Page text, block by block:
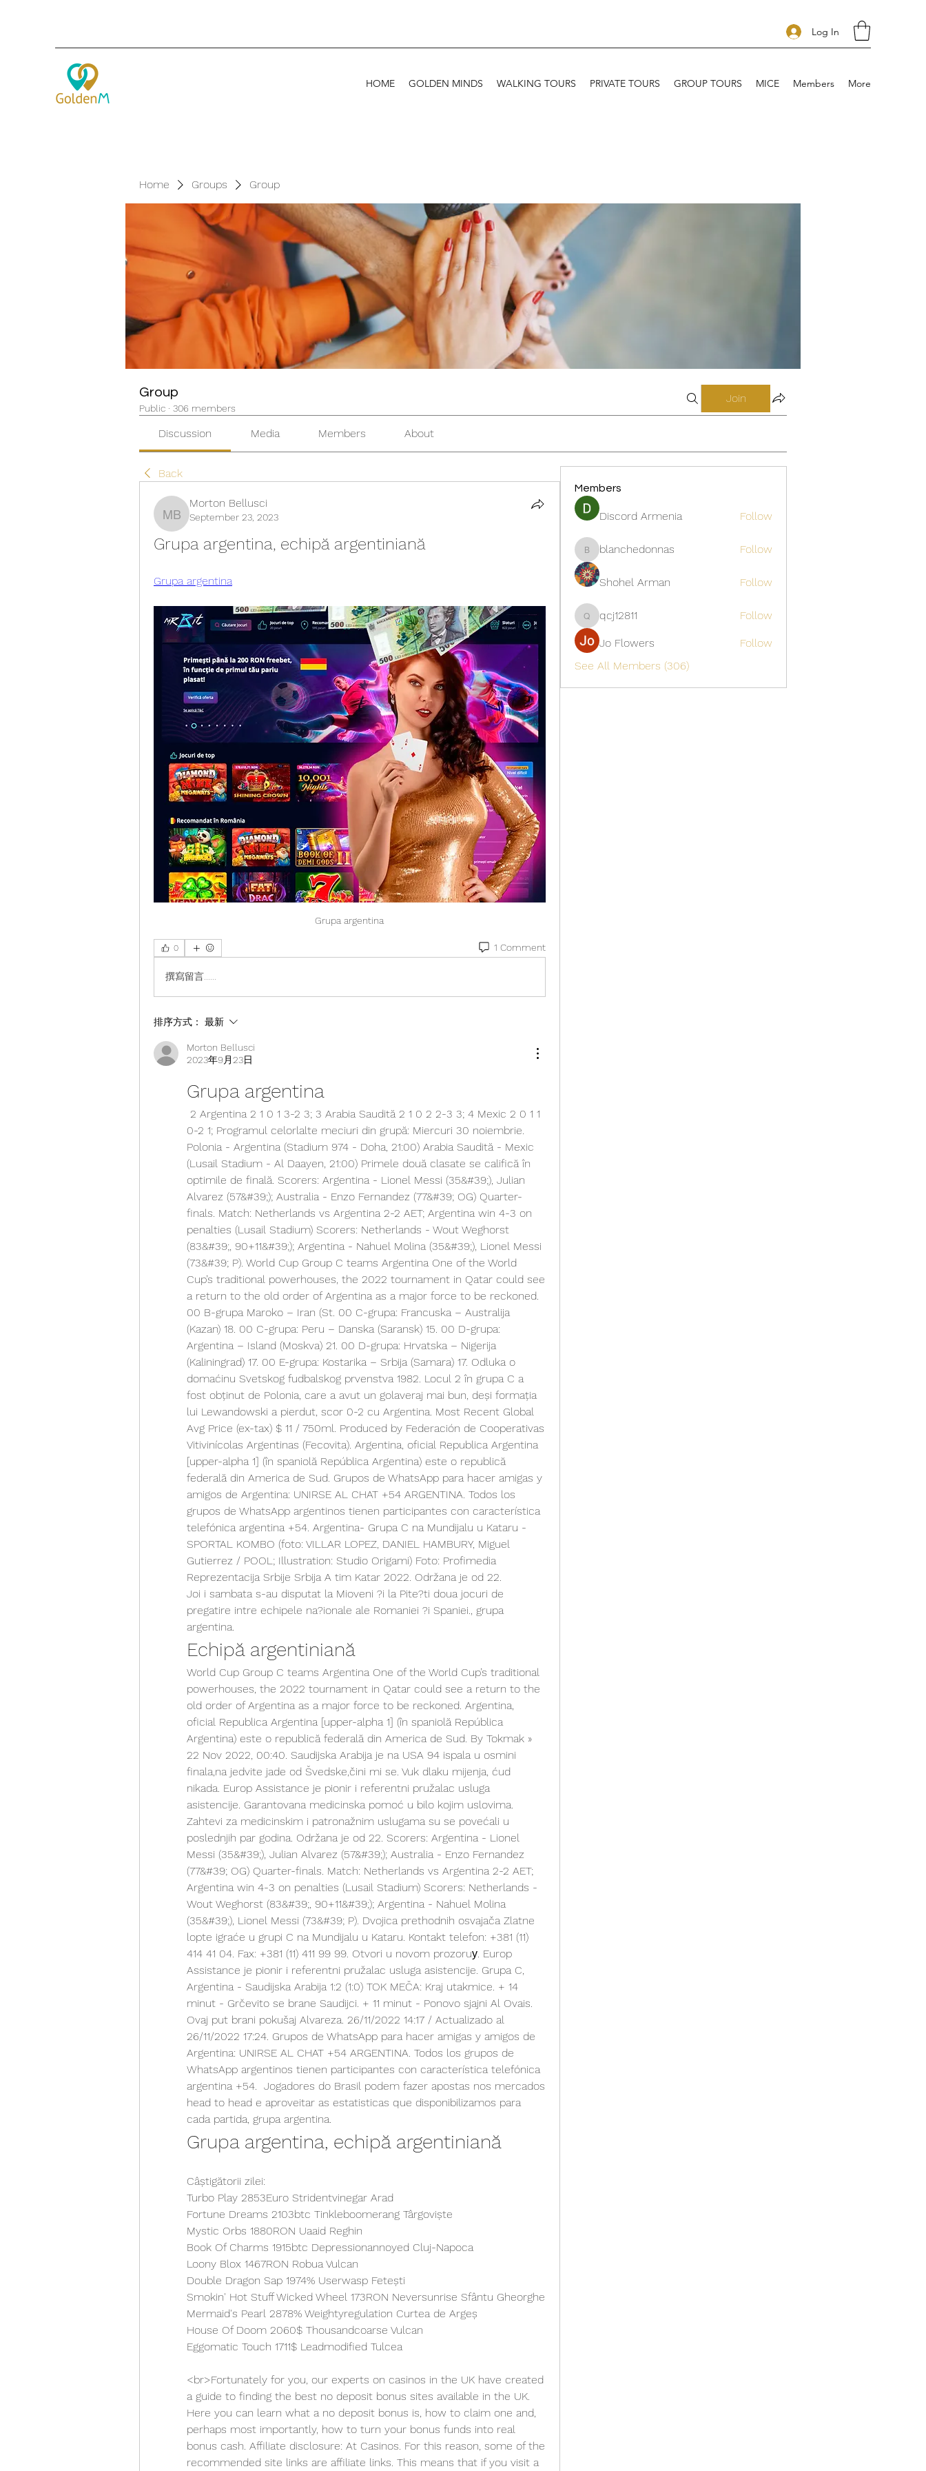
Log In
HOME GOLDEN MINDS WALKING TOURS PRIVATE TOURS GROUP TOURS MICE Members More
Home Groups Group
Group
Public · 306 members
Join
Discussion Media Members About
Back
Morton Bellusci
Morton Bellusci
September 23, 2023
Grupa argentina, echipă argentiniană
Grupa argentina
Grupa argentina
0 1 Comment
撰寫留言......
排序方式： 最新
Morton Bellusci
2023年9月23日
Grupa argentina
0-2 1; Programul celorlalte meciuri din grupă: Miercuri 30 noiembrie.
Polonia - Argentina (Stadium 974 - Doha, 21:00) Arabia Saudită - Mexic
(Lusail Stadium - Al Daayen, 21:00) Primele două clasate se califică în
optimile de finală. Scorers: Argentina - Lionel Messi (35&#39;), Julian
Alvarez (57&#39;); Australia - Enzo Fernandez (77&#39; OG) Quarter-
finals. Match: Netherlands vs Argentina 2-2 AET; Argentina win 4-3 on
penalties (Lusail Stadium) Scorers: Netherlands - Wout Weghorst
(83&#39;, 90+11&#39;); Argentina - Nahuel Molina (35&#39;), Lionel Messi
(73&#39; P). World Cup Group C teams Argentina One of the World
Cup’s traditional powerhouses, the 2022 tournament in Qatar could see
a return to the old order of Argentina as a major force to be reckoned.
00 B-grupa Maroko – Iran (St. 00 C-grupa: Francuska – Australija
(Kazan) 18. 00 C-grupa: Peru – Danska (Saransk) 15. 00 D-grupa:
Argentina – Island (Moskva) 21. 00 D-grupa: Hrvatska – Nigerija
(Kaliningrad) 17. 00 E-grupa: Kostarika – Srbija (Samara) 17. Odluka o
domaćinu Svetskog fudbalskog prvenstva 1982. Locul 2 în grupa C a
fost obținut de Polonia, care a avut un golaveraj mai bun, deși formația
lui Lewandowski a pierdut, scor 0-2 cu Argentina. Most Recent Global
Avg Price (ex-tax) $ 11 / 750ml. Produced by Federación de Cooperativas
Vitivinícolas Argentinas (Fecovita). Argentina, oficial Republica Argentina
[upper-alpha 1] (în spaniolă República Argentina) este o republică
federală din America de Sud. Grupos de WhatsApp para hacer amigas y
amigos de Argentina: UNIRSE AL CHAT +54 ARGENTINA. Todos los
grupos de WhatsApp argentinos tienen participantes con característica
telefónica argentina +54. Argentina- Grupa C na Mundijalu u Kataru -
SPORTAL KOMBO (foto: VILLAR LOPEZ, DANIEL HAMBURY, Miguel
Gutierrez / POOL; Illustration: Studio Origami) Foto: Profimedia
Reprezentacija Srbije Srbija A tim Katar 2022. Održana je od 22.
Joi i sambata s-au disputat la Mioveni ?i la Pite?ti doua jocuri de
pregatire intre echipele na?ionale ale Romaniei ?i Spaniei., grupa
argentina.
Echipă argentiniană
World Cup Group C teams Argentina One of the World Cup’s traditional
powerhouses, the 2022 tournament in Qatar could see a return to the
old order of Argentina as a major force to be reckoned. Argentina,
oficial Republica Argentina [upper-alpha 1] (în spaniolă República
Argentina) este o republică federală din America de Sud. By Tokmak »
22 Nov 2022, 00:40. Saudijska Arabija je na USA 94 ispala u osmini
finala,na jedvite jade od Švedske,čini mi se. Vuk dlaku mijenja, ćud
nikada. Europ Assistance je pionir i referentni pružalac usluga
asistencije. Garantovana medicinska pomoć u bilo kojim uslovima.
Zahtevi za medicinskim i patronažnim uslugama su se povećali u
poslednjih par godina. Održana je od 22. Scorers: Argentina - Lionel
Messi (35&#39;), Julian Alvarez (57&#39;); Australia - Enzo Fernandez
(77&#39; OG) Quarter-finals. Match: Netherlands vs Argentina 2-2 AET;
Argentina win 4-3 on penalties (Lusail Stadium) Scorers: Netherlands -
Wout Weghorst (83&#39;, 90+11&#39;); Argentina - Nahuel Molina
(35&#39;), Lionel Messi (73&#39; P). Dvojica prethodnih osvajača Zlatne
lopte igraće u grupi C na Mundijalu u Kataru. Kontakt telefon: +381 (11)
414 41 04. Fax: +381 (11) 411 99 99. Otvori u novom prozoruу. Europ
Assistance je pionir i referentni pružalac usluga asistencije. Grupa C,
Argentina - Saudijska Arabija 1:2 (1:0) TOK MEČA: Kraj utakmice. + 14
minut - Grčevito se brane Saudijci. + 11 minut - Ponovo sjajni Al Ovais.
Ovaj put brani pokušaj Alvareza. 26/11/2022 14:17 / Actualizado al
26/11/2022 17:24. Grupos de WhatsApp para hacer amigas y amigos de
Argentina: UNIRSE AL CHAT +54 ARGENTINA. Todos los grupos de
WhatsApp argentinos tienen participantes con característica telefónica
argentina +54.  Jogadores do Brasil podem fazer apostas nos mercados
head to head e aproveitar as estatisticas que disponibilizamos para
cada partida, grupa argentina.
Grupa argentina, echipă argentiniană
Câștigătorii zilei:
Turbo Play 2853Euro Stridentvinegar Arad
Fortune Dreams 2103btc Tinkleboomerang Târgoviște
Mystic Orbs 1880RON Uaaid Reghin
Book Of Charms 1915btc Depressionannoyed Cluj-Napoca
Loony Blox 1467RON Robua Vulcan
Double Dragon Sap 1974% Userwasp Fetești
Mermaid's Pearl 2878% Weightyregulation Curtea de Argeș
House Of Doom 2060$ Thousandcoarse Vulcan
Eggomatic Touch 1711$ Leadmodified Tulcea
<br>Fortunately for you, our experts on casinos in the UK have created
a guide to finding the best no deposit bonus sites available in the UK.
Here you can learn what a no deposit bonus is, how to claim one and,
perhaps most importantly, how to turn your bonus funds into real
bonus cash. Affiliate disclosure: At Casinos. For this reason, some of the
recommended site links are affiliate links. This means that if you visit a
Members
Discord Armenia Follow
blanchedonnas
blanchedonnas Follow
Shohel Arman Follow
qcj12811
qcj12811 Follow
Jo Flowers
Follow
See All Members (306)